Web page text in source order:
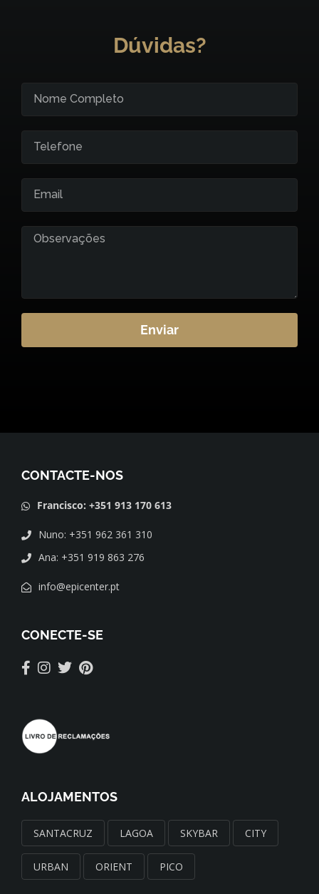
Dúvidas?
Enviar
CONTACTE-NOS
Francisco: +351 913 170 613
Nuno: +351 962 361 310
Ana: +351 919 863 276
info@epicenter.pt
CONECTE-SE
ALOJAMENTOS
SANTACRUZ LAGOA SKYBAR CITY
URBAN ORIENT PICO